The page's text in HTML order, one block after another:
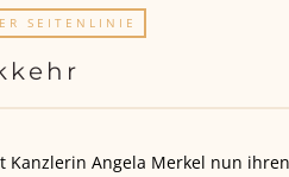
SEITENLINIE
Kanzlerin Angela Merkel nun